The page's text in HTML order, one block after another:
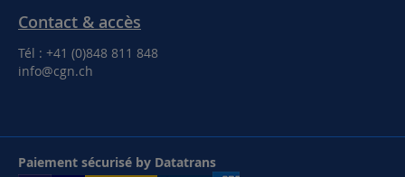
Contact & accès
Tél : +41 (0)848 811 848
info@cgn.ch
Paiement sécurisé by Datatrans